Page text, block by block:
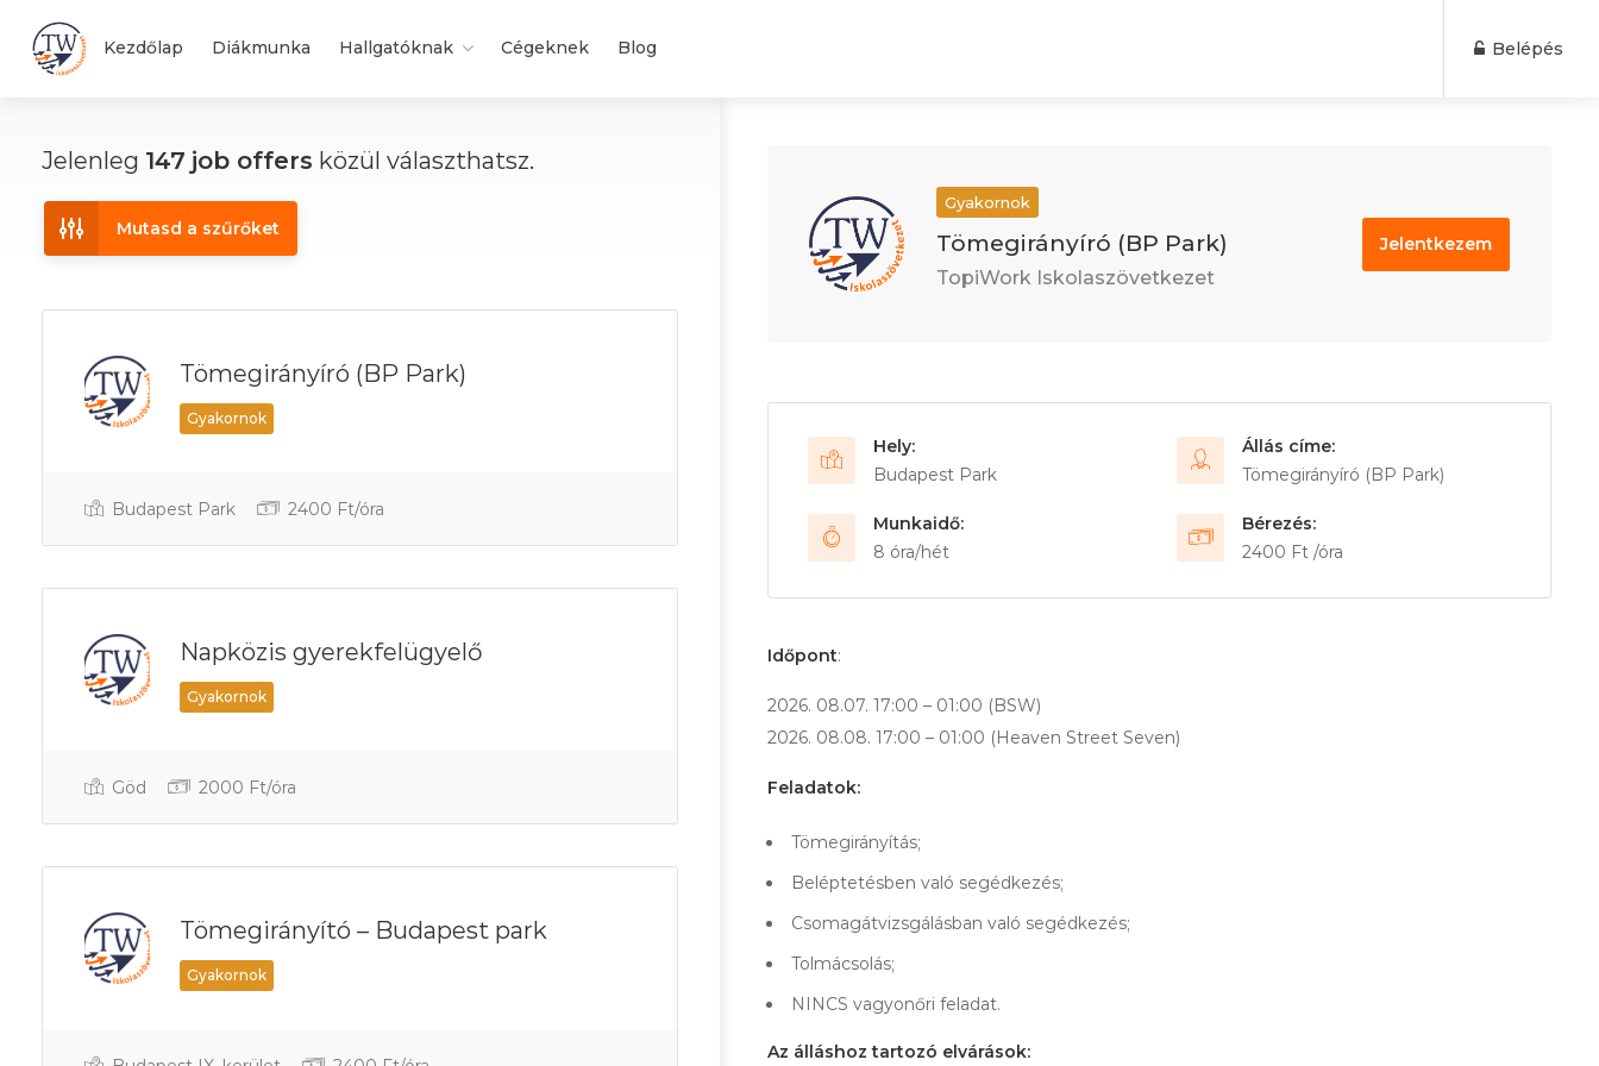
Kezdőlap Diákmunka Hallgatóknak Cégeknek Blog Belépés
Jelenleg 147 job offers közül választhatsz.
Mutasd a szűrőket
Tömegirányíró (BP Park)
Gyakornok
Budapest Park 2400 Ft/óra
Napközis gyerekfelügyelő
Gyakornok
Göd 2000 Ft/óra
Tömegirányító – Budapest park
Gyakornok
Gyakornok
Tömegirányíró (BP Park)
TopiWork Iskolaszövetkezet
Jelentkezem
Hely:
Budapest Park
Állás címe:
Tömegirányíró (BP Park)
Munkaidő:
8 óra/hét
Bérezés:
2400 Ft /óra
Időpont:
2026. 08.07. 17:00 – 01:00 (BSW)
2026. 08.08. 17:00 – 01:00 (Heaven Street Seven)
Feladatok:
Tömegirányítás;
Beléptetésben való segédkezés;
Csomagátvizsgálásban való segédkezés;
Tolmácsolás;
NINCS vagyonőri feladat.
Az álláshoz tartozó elvárások: